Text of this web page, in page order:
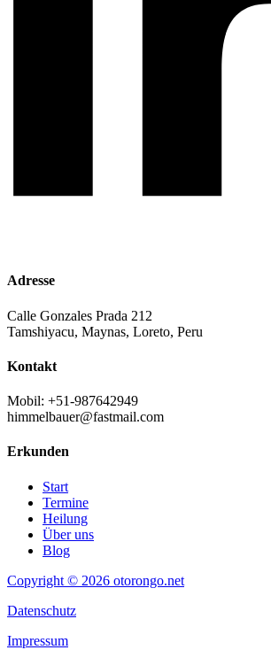
Adresse
Calle Gonzales Prada 212
Tamshiyacu, Maynas, Loreto, Peru
Kontakt
Mobil: +51-987642949
himmelbauer@fastmail.com
Erkunden
Start
Termine
Heilung
Über uns
Blog
Copyright © 2026 otorongo.net
Datenschutz
Impressum